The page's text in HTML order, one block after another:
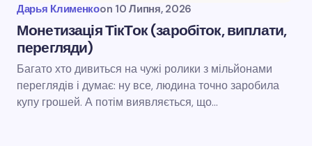
Дарья Клименкоon 10 Липня, 2026
Монетизація ТікТок (заробіток, виплати,
перегляди)
Багато хто дивиться на чужі ролики з мільйонами
переглядів і думає: ну все, людина точно заробила
купу грошей. А потім виявляється, що…